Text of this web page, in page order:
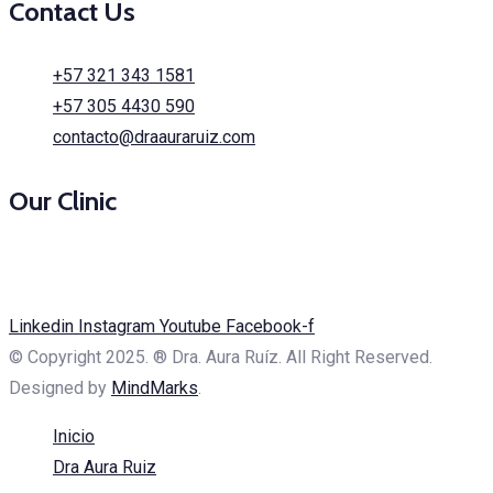
Contact Us
+57 321 343 1581
+57 305 4430 590
contacto@draauraruiz.com
Our Clinic
Linkedin Instagram Youtube Facebook-f
© Copyright 2025. ® Dra. Aura Ruíz. All Right Reserved.
Designed by MindMarks
Inicio
Dra Aura Ruiz